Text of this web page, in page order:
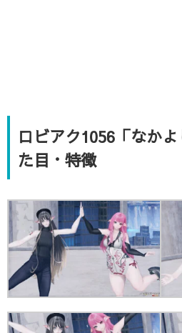
ロビアク1056「なか
た目・特徴